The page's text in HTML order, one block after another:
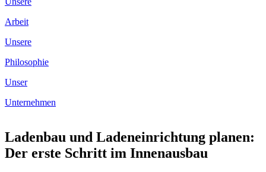
Arbeit
Unsere
Philosophie
Unser
Unternehmen
Ladenbau und Ladeneinrichtung planen:
Der erste Schritt im Innenausbau